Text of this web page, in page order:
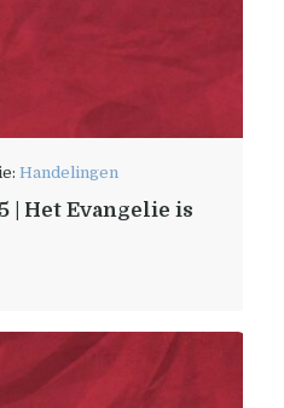
Handelingen
| Het Evangelie is